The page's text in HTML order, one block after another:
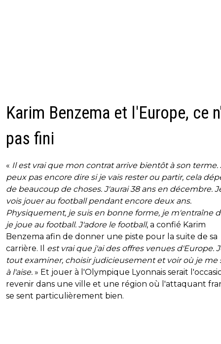
Karim Benzema et l'Europe, ce
pas fini
« Il est vrai que mon contrat arrive bientôt à son terme.
peux pas encore dire si je vais rester ou partir, cela
de beaucoup de choses. J'aurai 38 ans en décembre.
vois jouer au football pendant encore deux ans.
Physiquement, je suis en bonne forme, je m'entraîne
je joue au football. J'adore le football, a confié Karim
Benzema afin de donner une piste pour la suite de sa
carrière. Il est vrai que j'ai des offres venues d'Europe.
tout examiner, choisir judicieusement et voir où je me
à l'aise. » Et jouer à l'Olympique Lyonnais serait
revenir dans une ville et une région où l'attaquant
se sent particulièrement bien.